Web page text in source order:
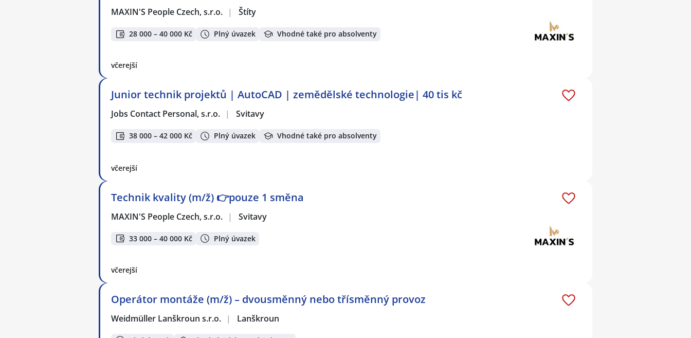
MAXIN'S People Czech, s.r.o. | Štíty
28 000 – 40 000 Kč Plný úvazek Vhodné také pro absolventy
včerejší
Junior technik projektů | AutoCAD | zemědělské technologie| 40 tis kč
Jobs Contact Personal, s.r.o. | Svitavy
38 000 – 42 000 Kč Plný úvazek Vhodné také pro absolventy
včerejší
Technik kvality (m/ž) 👉pouze 1 směna
MAXIN'S People Czech, s.r.o. | Svitavy
33 000 – 40 000 Kč Plný úvazek
včerejší
Operátor montáže (m/ž) – dvousměnný nebo třísměnný provoz
Weidmüller Lanškroun s.r.o. | Lanškroun